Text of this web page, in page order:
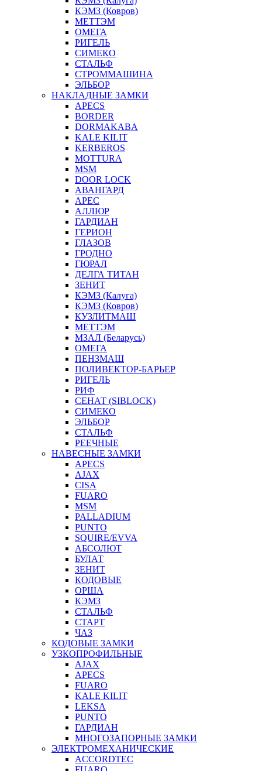
КЭМЗ (Ковров)
МЕТТЭМ
ОМЕГА
РИГЕЛЬ
СИМЕКО
СТАЛЬФ
СТРОММАШИНА
ЭЛЬБОР
НАКЛАДНЫЕ ЗАМКИ
APECS
BORDER
DORMAKABA
KALE KILIT
KERBEROS
MOTTURA
MSM
DOOR LOCK
АВАНГАРД
АРЕС
АЛЛЮР
ГАРДИАН
ГЕРИОН
ГЛАЗОВ
ГРОДНО
ГЮРАЛ
ДЕЛГА ТИТАН
ЗЕНИТ
КЭМЗ (Калуга)
КЭМЗ (Ковров)
КУЗЛИТМАШ
МЕТТЭМ
МЗАЛ (Беларусь)
ОМЕГА
ПЕНЗМАШ
ПОЛИВЕКТОР-БАРЬЕР
РИГЕЛЬ
РИФ
СЕНАТ (SIBLOCK)
СИМЕКО
ЭЛЬБОР
СТАЛЬФ
РЕЕЧНЫЕ
НАВЕСНЫЕ ЗАМКИ
APECS
AJAX
CISA
FUARO
MSM
PALLADIUM
PUNTO
SQUIRE/EVVA
АБСОЛЮТ
БУЛАТ
ЗЕНИТ
КОДОВЫЕ
ОРША
КЭМЗ
СТАЛЬФ
СТАРТ
ЧАЗ
КОДОВЫЕ ЗАМКИ
УЗКОПРОФИЛЬНЫЕ
AJAX
APECS
FUARO
KALE KILIT
LEKSA
PUNTO
ГАРДИАН
МНОГОЗАПОРНЫЕ ЗАМКИ
ЭЛЕКТРОМЕХАНИЧЕСКИЕ
ACCORDTEC